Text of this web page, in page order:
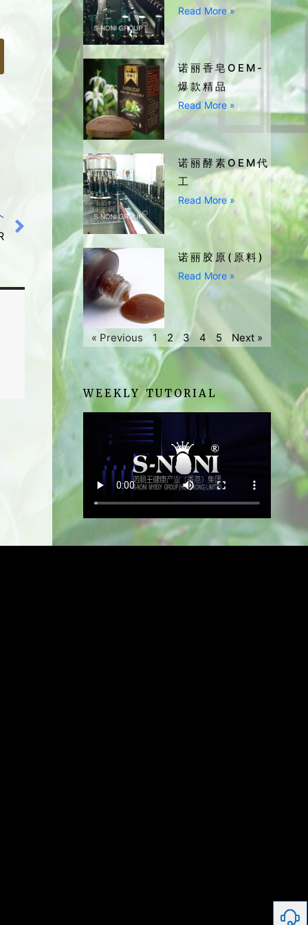
Read More »
诺丽香皂OEM-
爆款精品
Read More »
诺丽酵素OEM代
工
Read More »
诺丽胶原(原料)
Read More »
« Previous 1 2 3 4 5 Next »
WEEKLY TUTORIAL